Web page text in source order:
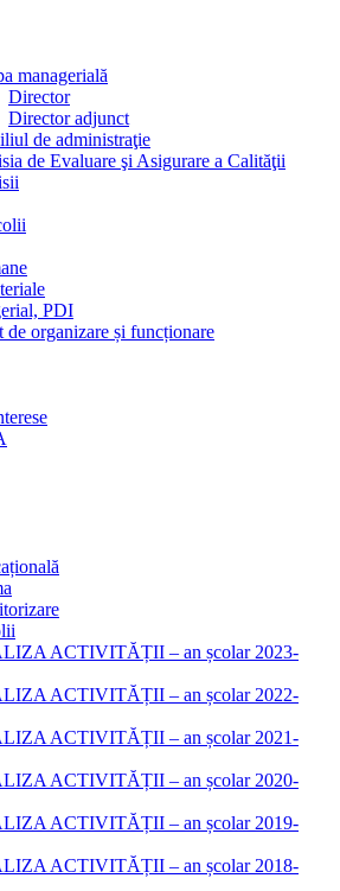
managerială
Director
Director adjunct
de administraţie
de Evaluare şi Asigurare a Calităţii
PDI
de organizare și funcționare
ACTIVITĂȚII – an școlar 2023-
ACTIVITĂȚII – an școlar 2022-
ACTIVITĂȚII – an școlar 2021-
ACTIVITĂȚII – an școlar 2020-
ACTIVITĂȚII – an școlar 2019-
ACTIVITĂȚII – an școlar 2018-